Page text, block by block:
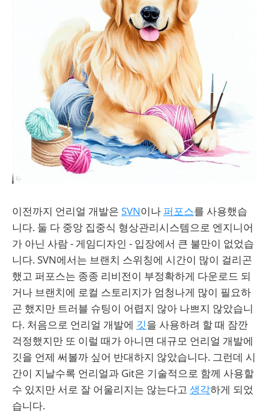
이전까지 언리얼 개발은 SVN이나 퍼포스를 사용했습
니다. 둘 다 중앙 집중식 형상관리시스템으로 엔지니어
가 아닌 사람 - 게임디자인 - 입장에서 큰 불만이 없었습
니다. SVN에서는 브랜치 스위칭에 시간이 많이 걸리곤
했고 퍼포스는 종종 리비전이 부정확하게 다운로드 되
거나 브랜치에 로컬 스토리지가 엄청나게 많이 필요하
곤 했지만 트러블 슈팅이 어렵지 않아 나쁘지 않았습니
다. 처음으로 언리얼 개발에 깃을 사용하려 할 때 잠깐
걱정했지만 또 이럴 때가 아니면 대규모 언리얼 개발에
깃을 언제 써볼까 싶어 반대하지 않았습니다. 그런데 시
간이 지날수록 언리얼과 Git은 기술적으로 함께 사용할
수 있지만 서로 잘 어울리지는 않는다고 생각하게 되었
습니다.